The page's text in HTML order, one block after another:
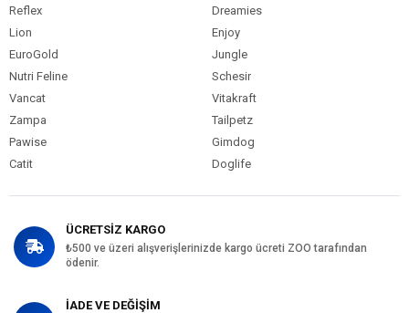
Reflex
Dreamies
Lion
Enjoy
EuroGold
Jungle
Nutri Feline
Schesir
Vancat
Vitakraft
Zampa
Tailpetz
Pawise
Gimdog
Catit
Doglife
ÜCRETSİZ KARGO
₺500 ve üzeri alışverişlerinizde kargo ücreti ZOO tarafından
ödenir.
İADE VE DEĞİŞİM